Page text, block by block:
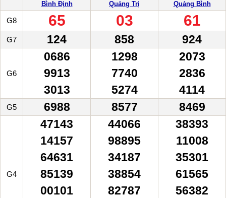
Bình Định Quảng Trị Quảng Bình
G8 65 03 61
G7 124 858 924
G6
0686
9913
3013
1298
7740
5274
2073
2836
4114
G5 6988 8577 8469
G4
47143
14157
64631
85139
00101
44066
98895
34187
38854
82787
38393
11008
35301
61565
56382